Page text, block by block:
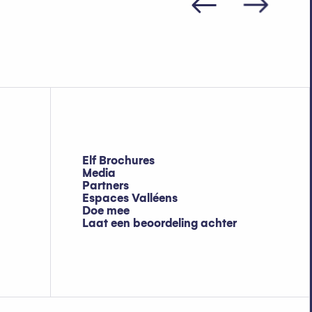
Elf Brochures
Media
Partners
Espaces Valléens
Doe mee
Laat een beoordeling achter